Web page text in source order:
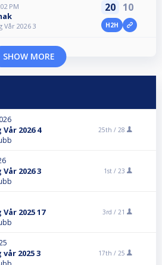
PM
Vår 2026 3
20 10
H2H
SHOW MORE
2026 4 25th / 28
2026 3 1st / 23
2025 17 3rd / 21
2025 3 17th / 25